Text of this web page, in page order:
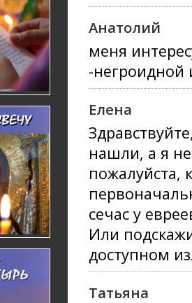
Анатолий
меня
-негроидной
Елена
нашли, а я
пожалуйста,
сечас у
Или
доступном
Татьяна